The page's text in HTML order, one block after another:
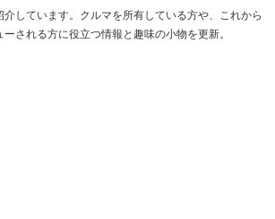
しています。クルマを所有している方や、これから
される方に役立つ情報と趣味の小物を更新。